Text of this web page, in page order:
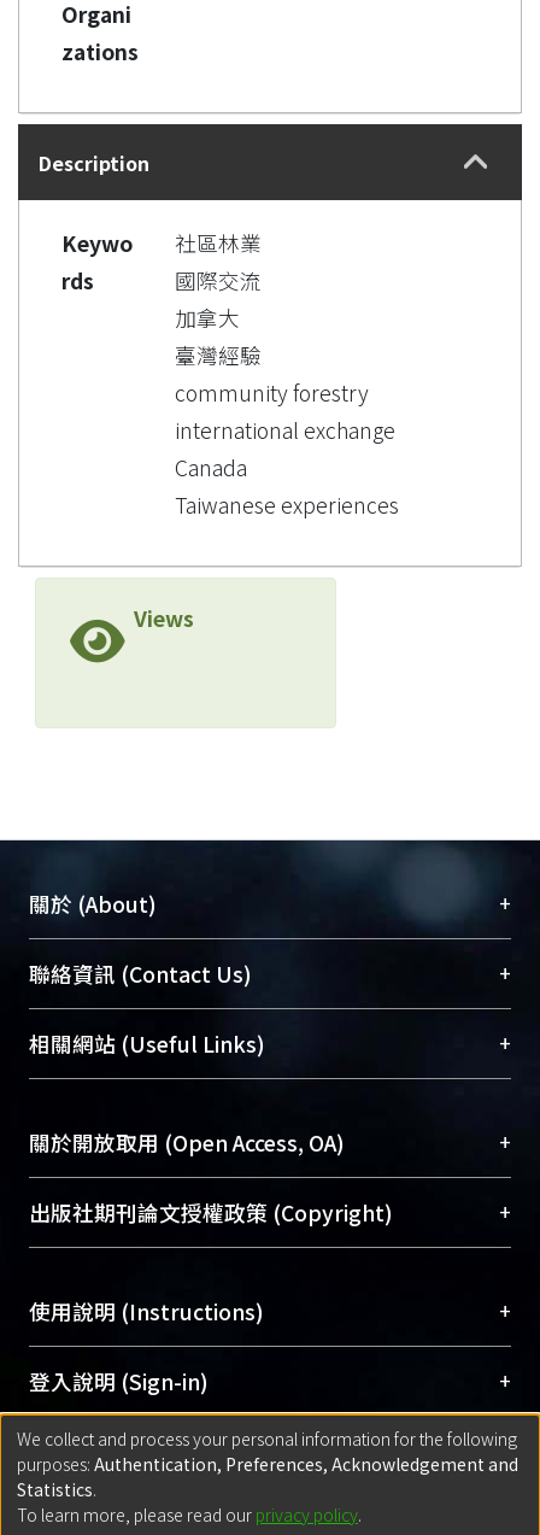
Organi
zations
Description
Keywo
rds
社區林業
國際交流
加拿大
臺灣經驗
community forestry
international exchange
Canada
Taiwanese experiences
Views
關於 (About) +
臺大位居世界頂尖大學之列，為永久珍藏及向國際
展現本校豐碩的研究成果及學術能量，圖書館整合
機構典藏（NTUR）與學術庫（AH）不同功能平
台，成為臺大學術典藏NTU scholars。期能整合研
成果。
To permanently archive and promote researcher
profiles and scholarly works, Library integrates the
services of “NTU Repository” with “Academic
聯絡資訊 (Contact Us) +
總館學科館員(Main Library)
醫學圖書館學科館員(Medical Library)
Sciences Library)
相關網站 (Useful Links) +
關於開放取用 (Open Access, OA) +
開放取用是從使用者角度提升資訊取用性的社會運
動，應用在學術研究上是透過將研究著作公開供使
用逐年攀升。同時可加速研究發展、提升研究影響
Archive）平台。 （點選深入了解OA）
出版社期刊論文授權政策 (Copyright) +
含部分內容的版權非匯入者所有，或由第三方贊
助與合作完成，請確認該版權所有者及第三方同
意提供此授權。
Please represent that the submission is your
original work, and that you have the right to
grant the rights to upload.
若欲上傳已出版的全文電子檔，可使用
使用說明 (Instructions) +
網站簡介(Quickstart Guide)
使用手冊(Instruction Manual)
線上預約服務(Booking Service)
登入說明 (Sign-in) +
方案一：臺灣大學計算機中心帳號登入
(With C&INC Email Account)
方案二：ORCID帳號登入(With ORCID)
匯入著作 (Submission) +
方案一：定期更新ORCID者，以ID匯入
We collect and process your personal information for the following
purposes: Authentication, Preferences, Acknowledgement and
Statistics.
To learn more, please read our privacy policy.